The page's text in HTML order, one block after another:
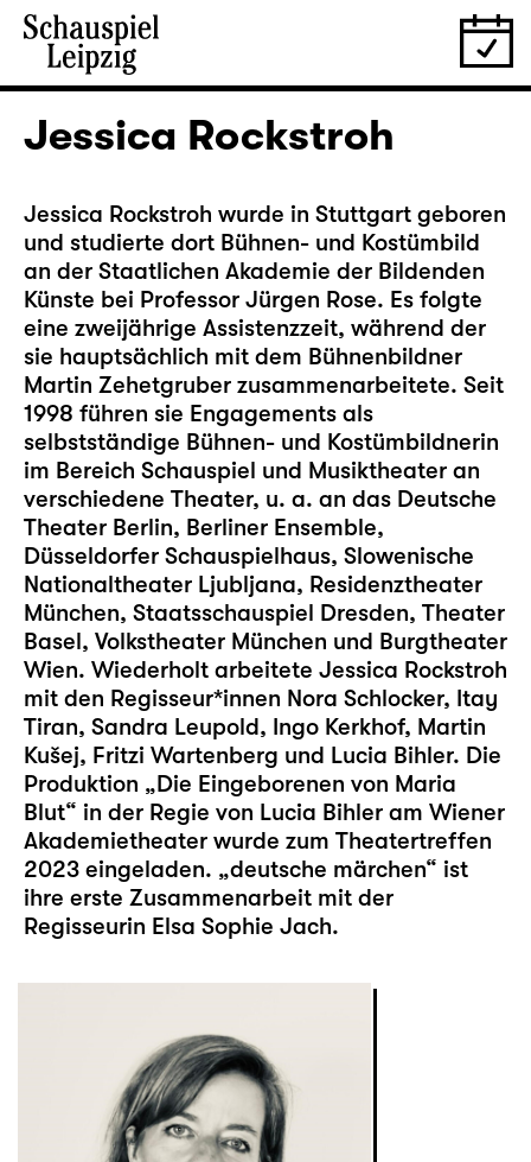
Jessica Rockstroh
Jessica Rockstroh wurde in Stuttgart geboren
und studierte dort Bühnen- und Kostümbild
an der Staatlichen Akademie der Bildenden
Künste bei Professor Jürgen Rose. Es folgte
eine zweijährige Assistenzzeit, während der
sie hauptsächlich mit dem Bühnenbildner
Martin Zehetgruber zusammenarbeitete. Seit
1998 führen sie Engagements als
selbstständige Bühnen- und Kostümbildnerin
im Bereich Schauspiel und Musiktheater an
verschiedene Theater, u. a. an das Deutsche
Theater Berlin, Berliner Ensemble,
Düsseldorfer Schauspielhaus, Slowenische
Nationaltheater Ljubljana, Residenztheater
München, Staatsschauspiel Dresden, Theater
Basel, Volkstheater München und Burgtheater
Wien. Wiederholt arbeitete Jessica Rockstroh
mit den Regisseur*innen Nora Schlocker, Itay
Tiran, Sandra Leupold, Ingo Kerkhof, Martin
Kušej, Fritzi Wartenberg und Lucia Bihler. Die
Produktion „Die Eingeborenen von Maria
Blut“ in der Regie von Lucia Bihler am Wiener
Akademietheater wurde zum Theatertreffen
2023 eingeladen. „deutsche märchen“ ist
ihre erste Zusammenarbeit mit der
Regisseurin Elsa Sophie Jach.